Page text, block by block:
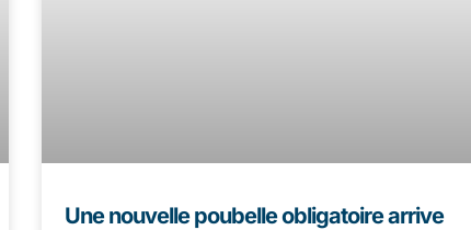
Une nouvelle poubelle obligatoire arrive